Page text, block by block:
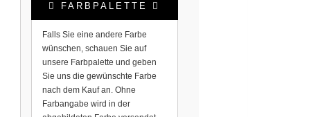
FARBPALETTE
Falls Sie eine andere Farbe
wünschen, schauen Sie auf
unsere Farbpalette und geben
Sie uns die gewünschte Farbe
nach dem Kauf an. Ohne
Farbangabe wird in der